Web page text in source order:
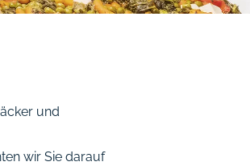
und
wir Sie darauf